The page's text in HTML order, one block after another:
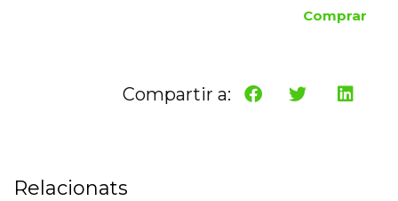
Comprar
Compartir a:
Relacionats